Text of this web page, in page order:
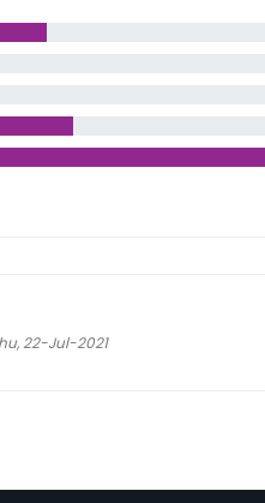
22-Jul-2021